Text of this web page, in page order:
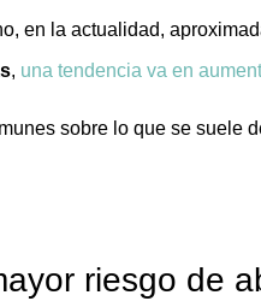
en la actualidad,
, una tendencia va en
sobre lo que se suele
riesgo de